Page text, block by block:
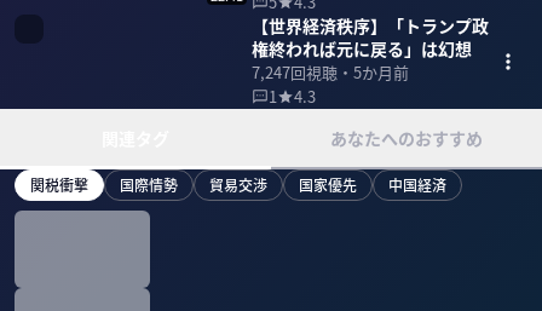
【世界経済秩序】「トランプ政
権終われば元に戻る」は幻想
7,247回視聴・ 5か月前
1
4.3
あなたへのおすすめ
関税衝撃 国際情勢 貿易交渉 国家優先 中国経済